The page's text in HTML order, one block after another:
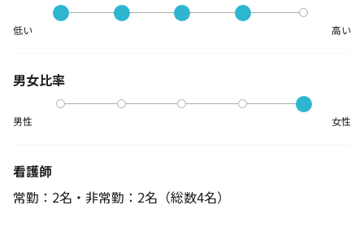
低い 高い
男女比率
男性 女性
看護師
常勤：2名・非常勤：2名 （総数4名）